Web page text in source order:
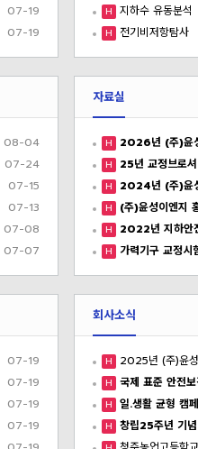
07-19
07-19
H 지하수 유동분석
H 전기비저항탐사
08-04
07-24
07-15
07-13
07-08
07-07
자료실
H 2026년 (주)윤
H 25년 교정브로셔
H 2024년 (주)윤
H (주)윤성이엔지
H 2022년 지하안
H 가력기구 교정시
07-19
07-19
07-19
07-19
회사소식
H 2025년 (주)윤
H 국제 표준 안전
H 일.생활 균형 캠
H 창립25주년 기